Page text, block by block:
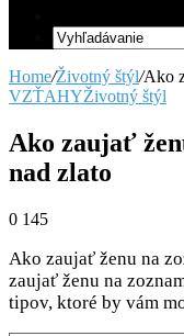
Article
Home/Životný štýl/Ako
VZŤAHYŽivotný štýl
Ako zaujať
nad zlato
0 145
Ako zaujať ženu na
zaujať ženu na
tipov, ktoré by vám